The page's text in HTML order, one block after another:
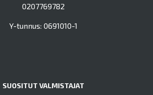
0207769782
Y-tunnus: 0691010-1
SUOSITUT VALMISTAJAT